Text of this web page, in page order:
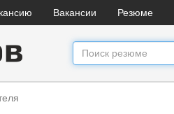
Вакансии Резюме